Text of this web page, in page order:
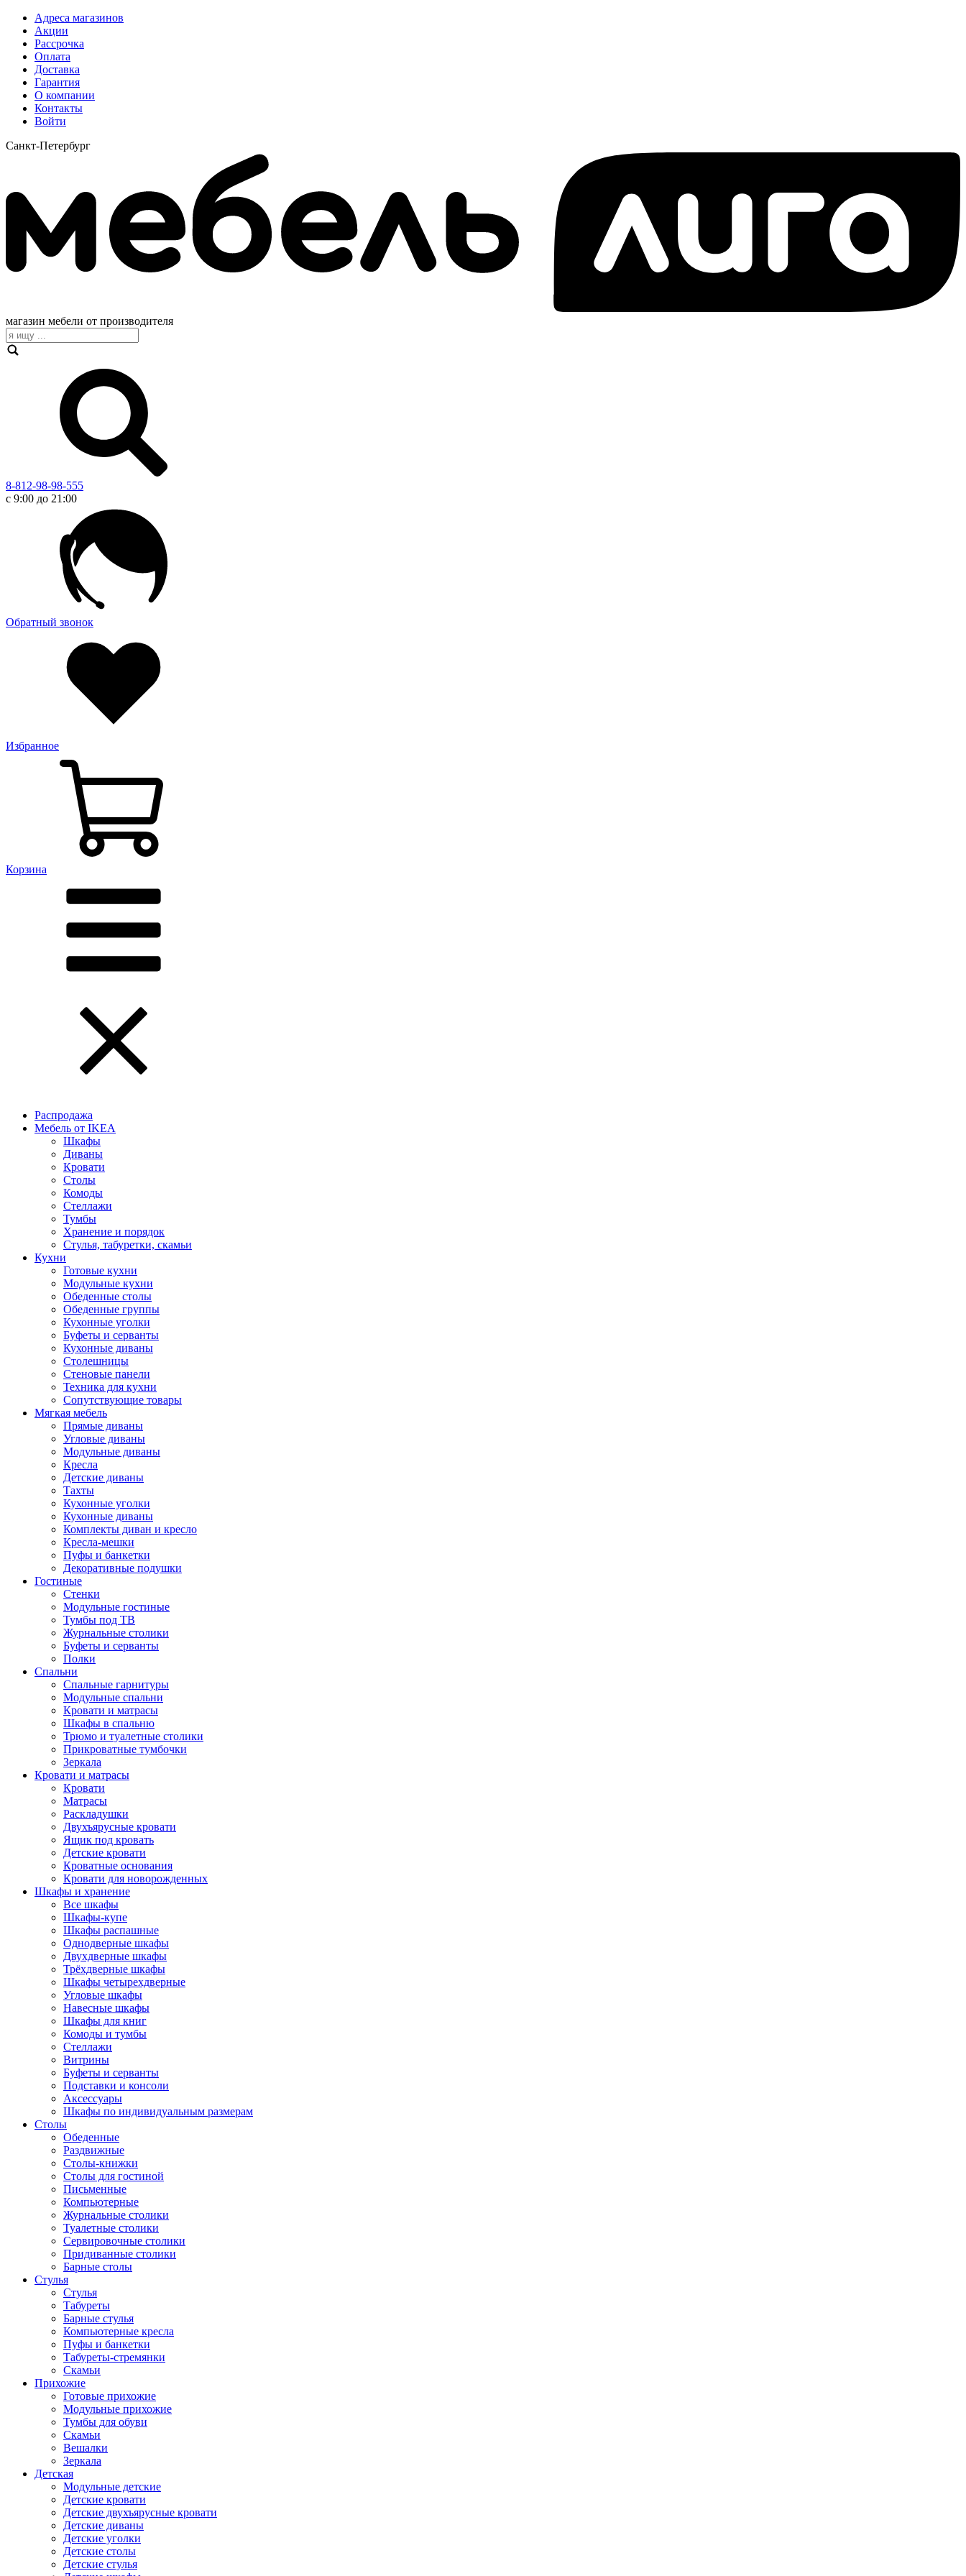
Адреса магазинов
Акции
Рассрочка
Оплата
Доставка
Гарантия
О компании
Контакты
Войти
Санкт-Петербург
магазин мебели от производителя
8-812-98-98-555
с 9:00 до 21:00
Обратный звонок
Избранное
Корзина
Распродажа
Мебель от IKEA
Шкафы
Диваны
Кровати
Столы
Комоды
Стеллажи
Тумбы
Хранение и порядок
Стулья, табуретки, скамьи
Кухни
Готовые кухни
Модульные кухни
Обеденные столы
Обеденные группы
Кухонные уголки
Буфеты и серванты
Кухонные диваны
Столешницы
Стеновые панели
Техника для кухни
Сопутствующие товары
Мягкая мебель
Прямые диваны
Угловые диваны
Модульные диваны
Кресла
Детские диваны
Тахты
Кухонные уголки
Кухонные диваны
Комплекты диван и кресло
Кресла-мешки
Пуфы и банкетки
Декоративные подушки
Гостиные
Стенки
Модульные гостиные
Тумбы под ТВ
Журнальные столики
Буфеты и серванты
Полки
Спальни
Спальные гарнитуры
Модульные спальни
Кровати и матрасы
Шкафы в спальню
Трюмо и туалетные столики
Прикроватные тумбочки
Зеркала
Кровати и матрасы
Кровати
Матрасы
Раскладушки
Двухъярусные кровати
Ящик под кровать
Детские кровати
Кроватные основания
Кровати для новорожденных
Шкафы и хранение
Все шкафы
Шкафы-купе
Шкафы распашные
Однодверные шкафы
Двухдверные шкафы
Трёхдверные шкафы
Шкафы четырехдверные
Угловые шкафы
Навесные шкафы
Шкафы для книг
Комоды и тумбы
Стеллажи
Витрины
Буфеты и серванты
Подставки и консоли
Аксессуары
Шкафы по индивидуальным размерам
Столы
Обеденные
Раздвижные
Столы-книжки
Столы для гостиной
Письменные
Компьютерные
Журнальные столики
Туалетные столики
Сервировочные столики
Придиванные столики
Барные столы
Стулья
Стулья
Табуреты
Барные стулья
Компьютерные кресла
Пуфы и банкетки
Табуреты-стремянки
Скамьи
Прихожие
Готовые прихожие
Модульные прихожие
Тумбы для обуви
Скамьи
Вешалки
Зеркала
Детская
Модульные детские
Детские кровати
Детские двухъярусные кровати
Детские диваны
Детские уголки
Детские столы
Детские стулья